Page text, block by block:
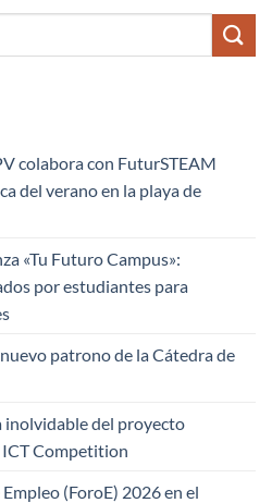
colabora con FuturSTEAM
del verano en la playa de
«Tu Futuro Campus»:
por estudiantes para
patrono de la Cátedra de
inolvidable del proyecto
Competition
(ForoE) 2026 en el